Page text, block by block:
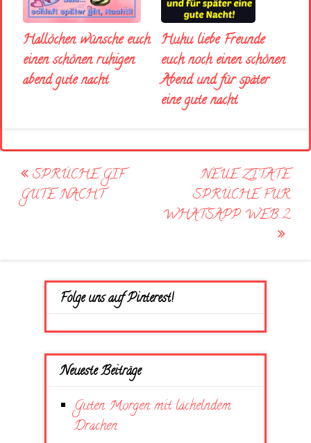
Hallöchen wünsche euch
einen schönen ruhigen
abend gute nacht
Huhu liebe Freunde
euch noch einen schönen
Abend und für später
eine gute nacht
Post
navigation
SPRÜCHE GIF
GUTE NACHT
NEUE ZITATE
SPRÜCHE FUR
WHATSAPP WEB 2
Folge uns auf Pinterest!
Neueste Beiträge
Guten Morgen mit lächelndem
Drachen